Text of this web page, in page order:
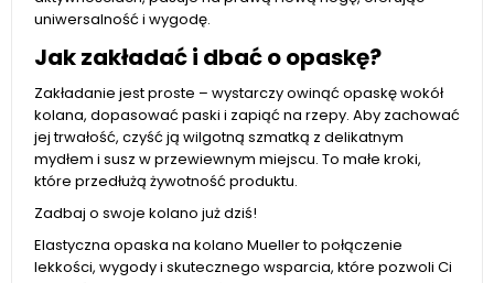
uniwersalność i wygodę.
Jak zakładać i dbać o opaskę?
Zakładanie jest proste – wystarczy owinąć opaskę wokół
kolana, dopasować paski i zapiąć na rzepy. Aby zachować
jej trwałość, czyść ją wilgotną szmatką z delikatnym
mydłem i susz w przewiewnym miejscu. To małe kroki,
które przedłużą żywotność produktu.
Zadbaj o swoje kolano już dziś!
Elastyczna opaska na kolano Mueller to połączenie
lekkości, wygody i skutecznego wsparcia, które pozwoli Ci